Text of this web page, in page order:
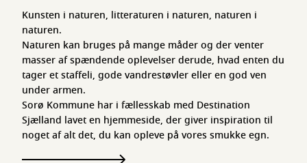
Kunsten i naturen, litteraturen i naturen, naturen i
naturen.
Naturen kan bruges på mange måder og der venter
masser af spændende oplevelser derude, hvad enten du
tager et staffeli, gode vandrestøvler eller en god ven
under armen.
Sorø Kommune har i fællesskab med Destination
Sjælland lavet en hjemmeside, der giver inspiration til
noget af alt det, du kan opleve på vores smukke egn.